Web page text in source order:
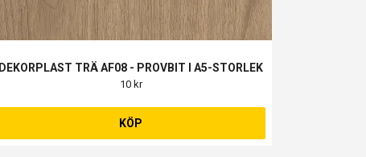
DEKORPLAST TRÄ AF08 - PROVBIT I A5-STORLEK
10 kr
KÖP